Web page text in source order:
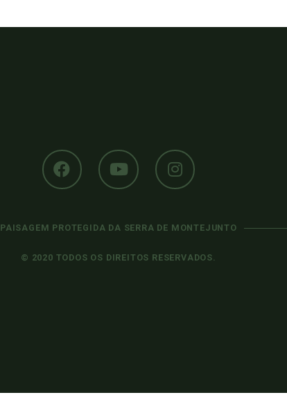
PAISAGEM PROTEGIDA DA SERRA DE MONTEJUNTO
© 2020 TODOS OS DIREITOS RESERVADOS.